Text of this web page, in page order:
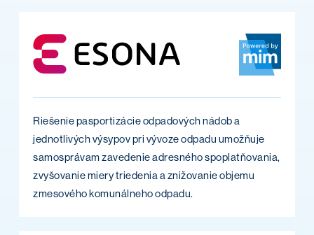
Riešenie pasportizácie odpadových nádob a
jednotlivých výsypov pri vývoze odpadu umožňuje
samosprávam zavedenie adresného spoplatňovania,
zvyšovanie miery triedenia a znižovanie objemu
zmesového komunálneho odpadu.